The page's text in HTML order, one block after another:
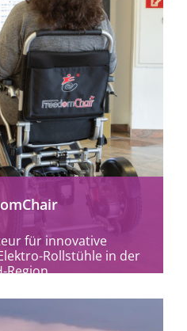
für innovative
Rollstühle in der
Region.